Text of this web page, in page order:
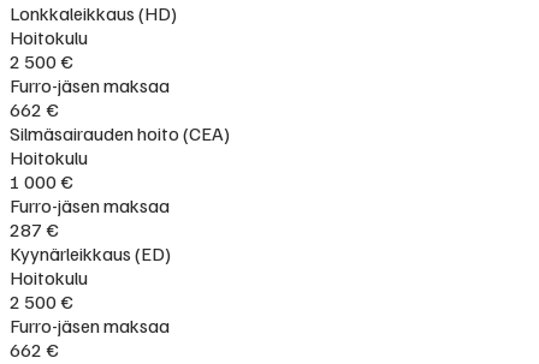
Lonkkaleikkaus (HD)
Hoitokulu
2 500 €
Furro-jäsen maksaa
662 €
Silmäsairauden hoito (CEA)
Hoitokulu
1 000 €
Furro-jäsen maksaa
287 €
Kyynärleikkaus (ED)
Hoitokulu
2 500 €
Furro-jäsen maksaa
662 €